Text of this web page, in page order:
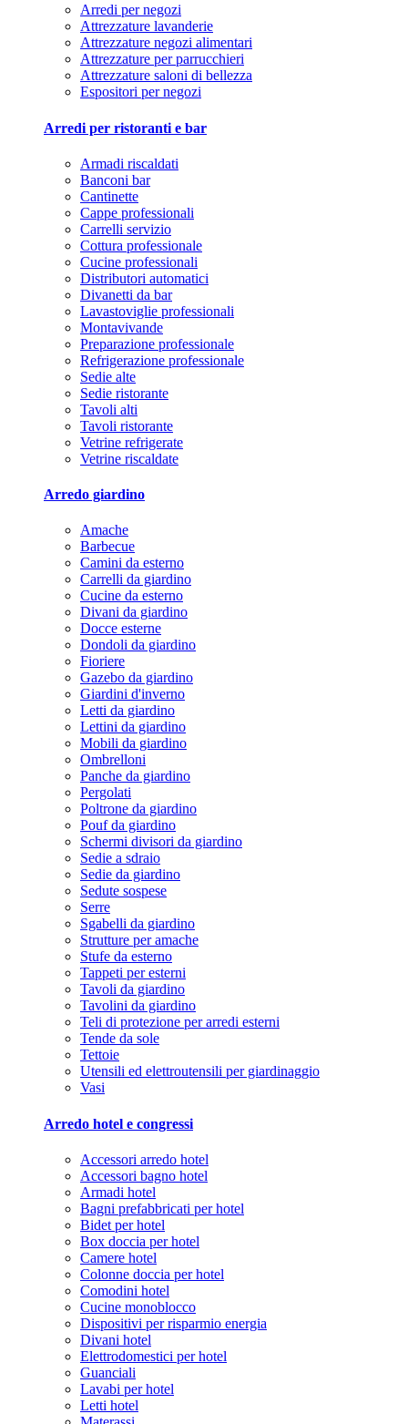
Arredi per negozi
Attrezzature lavanderie
Attrezzature negozi alimentari
Attrezzature per parrucchieri
Attrezzature saloni di bellezza
Espositori per negozi
Arredi per ristoranti e bar
Armadi riscaldati
Banconi bar
Cantinette
Cappe professionali
Carrelli servizio
Cottura professionale
Cucine professionali
Distributori automatici
Divanetti da bar
Lavastoviglie professionali
Montavivande
Preparazione professionale
Refrigerazione professionale
Sedie alte
Sedie ristorante
Tavoli alti
Tavoli ristorante
Vetrine refrigerate
Vetrine riscaldate
Arredo giardino
Amache
Barbecue
Camini da esterno
Carrelli da giardino
Cucine da esterno
Divani da giardino
Docce esterne
Dondoli da giardino
Fioriere
Gazebo da giardino
Giardini d'inverno
Letti da giardino
Lettini da giardino
Mobili da giardino
Ombrelloni
Panche da giardino
Pergolati
Poltrone da giardino
Pouf da giardino
Schermi divisori da giardino
Sedie a sdraio
Sedie da giardino
Sedute sospese
Serre
Sgabelli da giardino
Strutture per amache
Stufe da esterno
Tappeti per esterni
Tavoli da giardino
Tavolini da giardino
Teli di protezione per arredi esterni
Tende da sole
Tettoie
Utensili ed elettroutensili per giardinaggio
Vasi
Arredo hotel e congressi
Accessori arredo hotel
Accessori bagno hotel
Armadi hotel
Bagni prefabbricati per hotel
Bidet per hotel
Box doccia per hotel
Camere hotel
Colonne doccia per hotel
Comodini hotel
Cucine monoblocco
Dispositivi per risparmio energia
Divani hotel
Elettrodomestici per hotel
Guanciali
Lavabi per hotel
Letti hotel